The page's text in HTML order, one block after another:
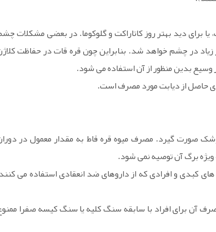
دید بهتر روز کاتاراکت و گلوکوما. در بعضی مشکلات
در چشم خواهد شد. بنابراین چون قره قات در حفاظت
وسیع بدین منظور از آن استفاده می شود.
حاصل از دیابت مورد مصرف است.
صورت گیرد. مصرف میوه قره قاط به مقدار معمول در
ویژه برگ آن توصیه نمی شود.
های کبدی و افرادی که از داروهای ضد انعقادی استفاده می
مصرف آن برای افراد با سابقه سنگ کلیه یا سنگ کیسه صفرا